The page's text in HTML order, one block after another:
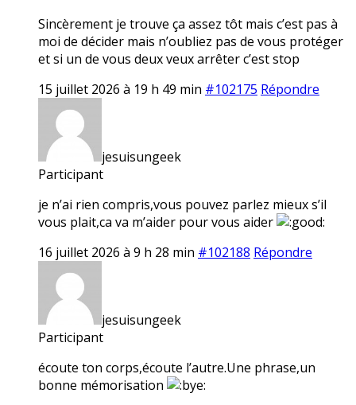
Sincèrement je trouve ça assez tôt mais c’est pas à
moi de décider mais n’oubliez pas de vous protéger
et si un de vous deux veux arrêter c’est stop
15 juillet 2026 à 19 h 49 min #102175 Répondre
jesuisungeek
Participant
je n’ai rien compris,vous pouvez parlez mieux s’il
vous plait,ca va m’aider pour vous aider
16 juillet 2026 à 9 h 28 min #102188 Répondre
jesuisungeek
Participant
écoute ton corps,écoute l’autre.Une phrase,un
bonne mémorisation